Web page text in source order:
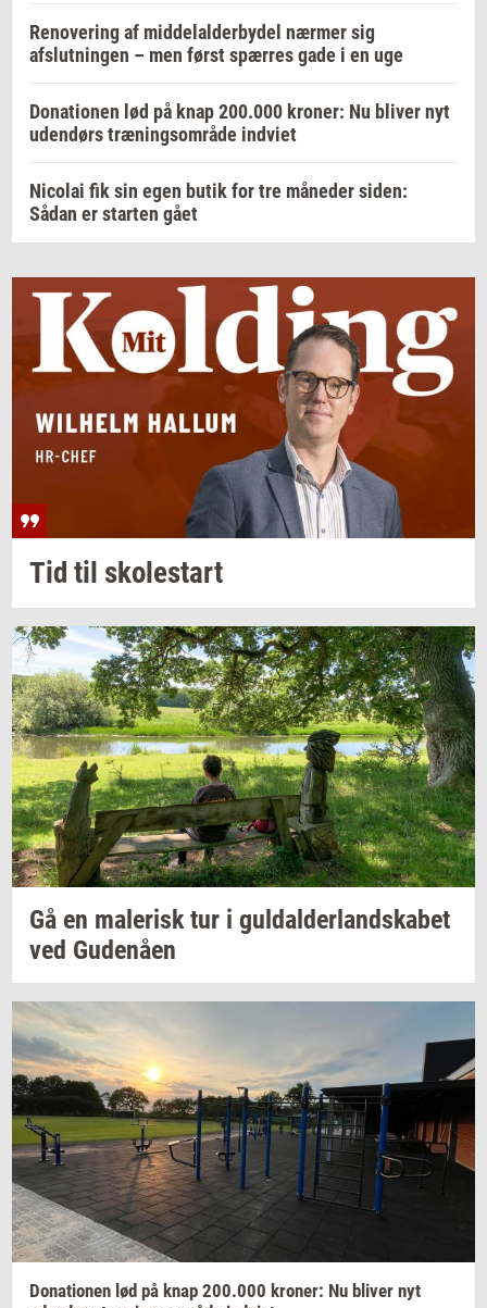
Renovering af middelalderbydel nærmer sig
afslutningen – men først spærres gade i en uge
Donationen lød på knap 200.000 kroner: Nu bliver nyt
udendørs træningsområde indviet
Nicolai fik sin egen butik for tre måneder siden:
Sådan er starten gået
Tid til sko­lestart
Gå en ma­le­risktur i gul­dal­der­land­ska­bet
ved Gu­denå­en
Do­na­tio­nen lød på knap 200.000 kro­ner: Nu bli­ver nyt